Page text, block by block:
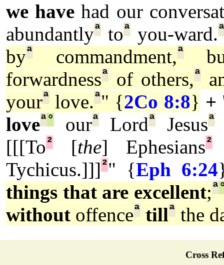
we have had our
abundantlyª toªyou-ward.
byª commandment,ª
forwardnessª of others,ª
yourª love.ª" {2Co 8:8} +
loveª° ourªLordª Jesusª
[[[To² [the] Ephesians²
Tychicus.]]]²" {Eph 6:24
things that are excellent;ª
without offenceª tillª the
Cross